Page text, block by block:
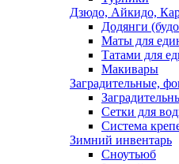
Дзюдо, Айкидо,
Додянги
Маты для
Татами для
Макивары
Заградительные,
Сетки для
Система
Зимний инвентарь
Сноутьюб